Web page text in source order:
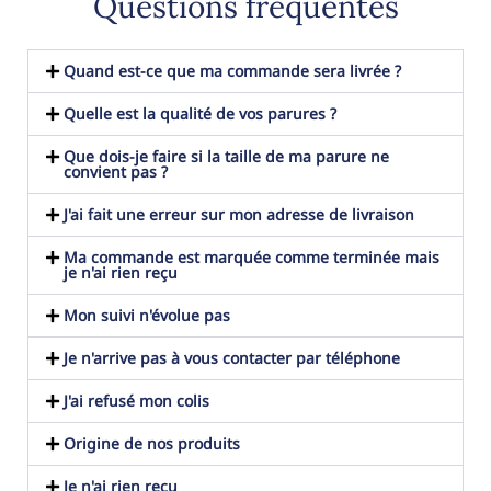
Quand est-ce que ma commande sera livrée ?
Quelle est la qualité de vos parures ?
Que dois-je faire si la taille de ma parure ne
convient pas ?
J'ai fait une erreur sur mon adresse de livraison
Ma commande est marquée comme terminée mais
je n'ai rien reçu
Mon suivi n'évolue pas
Je n'arrive pas à vous contacter par téléphone
J'ai refusé mon colis
Origine de nos produits
Je n'ai rien reçu